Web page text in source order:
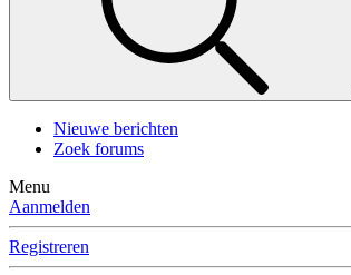
Nieuwe berichten
Zoek forums
Menu
Aanmelden
Registreren